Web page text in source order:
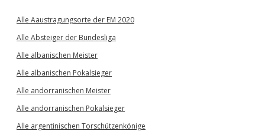
Alle Aaustragungsorte der EM 2020
Alle Absteiger der Bundesliga
Alle albanischen Meister
Alle albanischen Pokalsieger
Alle andorranischen Meister
Alle andorranischen Pokalsieger
Alle argentinischen Torschützenkönige